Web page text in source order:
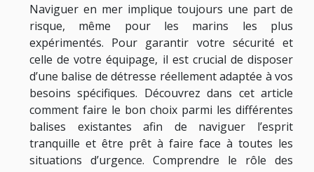
Naviguer en mer implique toujours une part de
risque, même pour les marins les plus
expérimentés. Pour garantir votre sécurité et
celle de votre équipage, il est crucial de disposer
d’une balise de détresse réellement adaptée à vos
besoins spécifiques. Découvrez dans cet article
comment faire le bon choix parmi les différentes
balises existantes afin de naviguer l’esprit
tranquille et être prêt à faire face à toutes les
situations d’urgence. Comprendre le rôle des